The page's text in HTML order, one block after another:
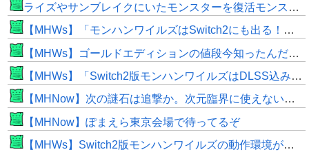
ライズやサンブレイクにいたモンスターを復活モンスターと呼ぶのはやめよう
【MHWs】「モンハンワイルズはSwitch2にも出る！」👈こいつにかけたい言葉ｗｗｗｗｗｗｗｗｗ
【MHWs】ゴールドエディションの値段今知ったんだけどやっっっっっっすwwwww
【MHWs】「Switch2版モンハンワイルズはDLSS込みで最大1440p動作」
【MHNow】次の謎石は追撃か。次元臨界に使えない時点で闘気活性以下のスキルだわ
【MHNow】ぽまえら東京会場で待ってるぞ
【MHWs】Switch2版モンハンワイルズの動作環境が判明！